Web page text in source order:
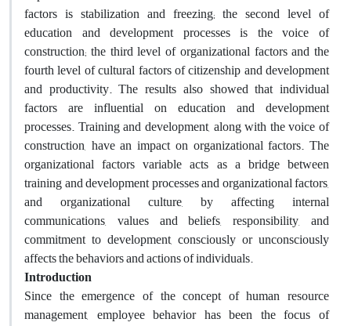
factors is stabilization and freezing; the second level of
education and development processes is the voice of
construction; the third level of organizational factors and the
fourth level of cultural factors of citizenship and development
and productivity. The results also showed that individual
factors are influential on education and development
processes. Training and development, along with the voice of
construction, have an impact on organizational factors. The
organizational factors variable acts as a bridge between
training and development processes and organizational factors,
and organizational culture, by affecting internal
communications, values ​​and beliefs, responsibility, and
commitment to development, consciously or unconsciously
affects the behaviors and actions of individuals.
Introduction
Since the emergence of the concept of human resource
management, employee behavior has been the focus of